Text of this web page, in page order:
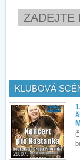
ZADEJTE
KLUBOVÁ
28.07.